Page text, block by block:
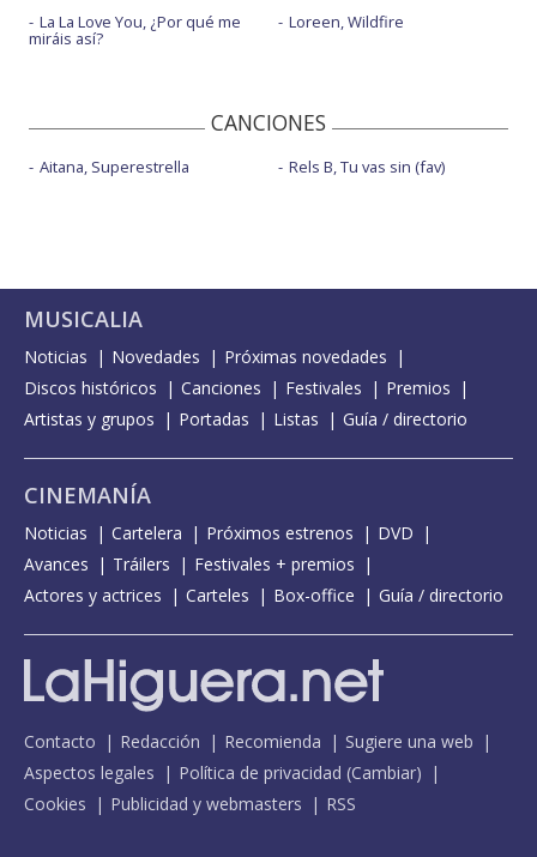
La La Love You, ¿Por qué me
miráis así?
Loreen, Wildfire
CANCIONES
Aitana, Superestrella Rels B, Tu vas sin (fav)
MUSICALIA
Noticias Novedades
Próximas novedades
Discos históricos
Canciones Festivales
Premios
Artistas y grupos
Portadas Listas Guía / directorio
CINEMANÍA
Noticias Cartelera Próximos estrenos
DVD
Avances
Tráilers
Festivales + premios
Actores y actrices
Carteles Box-office Guía / directorio
Contacto Redacción Recomienda
Sugiere una web
Aspectos legales
Política de privacidad (Cambiar)
Cookies
Publicidad y webmasters RSS